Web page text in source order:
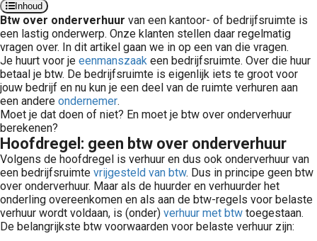
Inhoud
Btw over onderverhuur van een kantoor- of bedrijfsruimte is
een lastig onderwerp. Onze klanten stellen daar regelmatig
vragen over. In dit artikel gaan we in op een van die vragen.
Je huurt voor je eenmanszaak een bedrijfsruimte. Over die huur
betaal je btw. De bedrijfsruimte is eigenlijk iets te groot voor
jouw bedrijf en nu kun je een deel van de ruimte verhuren aan
een andere ondernemer.
Moet je dat doen of niet? En moet je btw over onderverhuur
berekenen?
Hoofdregel: geen btw over onderverhuur
Volgens de hoofdregel is verhuur en dus ook onderverhuur van
een bedrijfsruimte vrijgesteld van btw. Dus in principe geen btw
over onderverhuur. Maar als de huurder en verhuurder het
onderling overeenkomen en als aan de btw-regels voor belaste
verhuur wordt voldaan, is (onder) verhuur met btw toegestaan.
De belangrijkste btw voorwaarden voor belaste verhuur zijn: